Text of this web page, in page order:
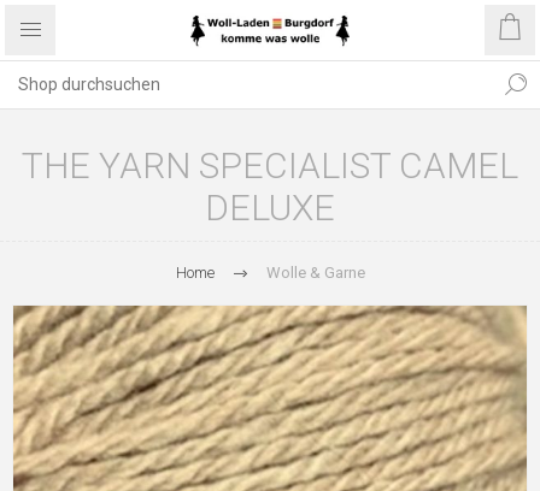
THE YARN SPECIALIST CAMEL
DELUXE
Home Wolle & Garne